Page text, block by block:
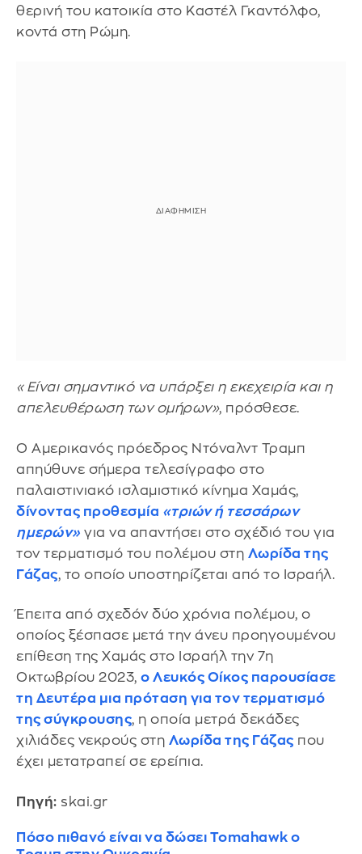
θερινή του κατοικία στο Καστέλ Γκαντόλφο,
κοντά στη Ρώμη.
«Είναι σημαντικό να υπάρξει η εκεχειρία και η
απελευθέρωση των ομήρων», πρόσθεσε.
Ο Αμερικανός πρόεδρος Ντόναλντ Τραμπ
απηύθυνε σήμερα τελεσίγραφο στο
παλαιστινιακό ισλαμιστικό κίνημα Χαμάς,
δίνοντας προθεσμία «τριών ή τεσσάρων
ημερών» για να απαντήσει στο σχέδιό του για
τον τερματισμό του πολέμου στη Λωρίδα της
Γάζας, το οποίο υποστηρίζεται από το Ισραήλ.
Έπειτα από σχεδόν δύο χρόνια πολέμου, ο
οποίος ξέσπασε μετά την άνευ προηγουμένου
επίθεση της Χαμάς στο Ισραήλ την 7η
Οκτωβρίου 2023, ο Λευκός Οίκος παρουσίασε
τη Δευτέρα μια πρόταση για τον τερματισμό
της σύγκρουσης, η οποία μετρά δεκάδες
χιλιάδες νεκρούς στη Λωρίδα της Γάζας που
έχει μετατραπεί σε ερείπια.
Πηγή: skai.gr
Πόσο πιθανό είναι να δώσει Tomahawk ο